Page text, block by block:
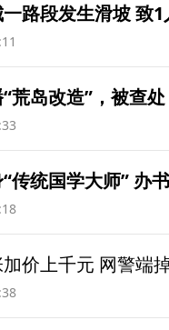
路段发生滑坡 致
荒岛改造”，被查处
传统国学大师” 办
价上千元 网警端